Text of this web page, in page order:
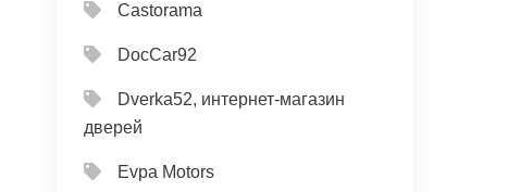
Castorama
DocCar92
Dverka52, интернет-магазин
дверей
Evpa Motors